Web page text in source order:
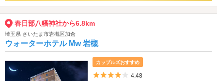
春日部八幡神社から6.8km
埼玉県 さいたま市岩槻区加倉
ウォーターホテル Mw 岩槻
カップルズおすすめ
5つ星のうち4
4.48